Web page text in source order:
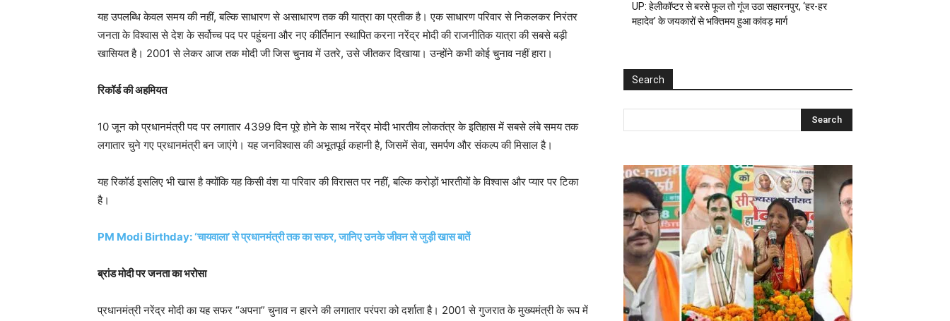
यह उपलब्धि केवल समय की नहीं, बल्कि साधारण से असाधारण तक की यात्रा का प्रतीक है। एक साधारण परिवार से निकलकर निरंतर
जनता के विश्वास से देश के सर्वोच्च पद पर पहुंचना और नए कीर्तिमान स्थापित करना नरेंद्र मोदी की राजनीतिक यात्रा की सबसे बड़ी
खासियत है। 2001 से लेकर आज तक मोदी जी जिस चुनाव में उतरे, उसे जीतकर दिखाया। उन्होंने कभी कोई चुनाव नहीं हारा।
रिकॉर्ड की अहमियत
10 जून को प्रधानमंत्री पद पर लगातार 4399 दिन पूरे होने के साथ नरेंद्र मोदी भारतीय लोकतंत्र के इतिहास में सबसे लंबे समय तक
लगातार चुने गए प्रधानमंत्री बन जाएंगे। यह जनविश्वास की अभूतपूर्व कहानी है, जिसमें सेवा, समर्पण और संकल्प की मिसाल है।
यह रिकॉर्ड इसलिए भी खास है क्योंकि यह किसी वंश या परिवार की विरासत पर नहीं, बल्कि करोड़ों भारतीयों के विश्वास और प्यार पर टिका
है।
PM Modi Birthday: ‘चायवाला’ से प्रधानमंत्री तक का सफर, जानिए उनके जीवन से जुड़ी खास बातें
ब्रांड मोदी पर जनता का भरोसा
प्रधानमंत्री नरेंद्र मोदी का यह सफर “अपना” चुनाव न हारने की लगातार परंपरा को दर्शाता है। 2001 से गुजरात के मुख्यमंत्री के रूप में
UP: हेलीकॉप्टर से बरसे फूल तो गूंज उठा सहारनपुर, ‘हर-हर
महादेव’ के जयकारों से भक्तिमय हुआ कांवड़ मार्ग
Search